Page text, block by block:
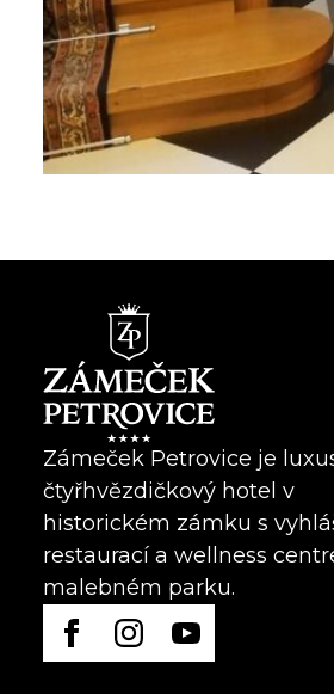
Zámeček Petrovice je
čtyřhvězdičkový hotel v
historickém zámku s
restaurací a wellness
malebném parku.